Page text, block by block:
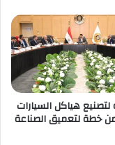
هياكل السيارات
خطة لتعميق الصناعة